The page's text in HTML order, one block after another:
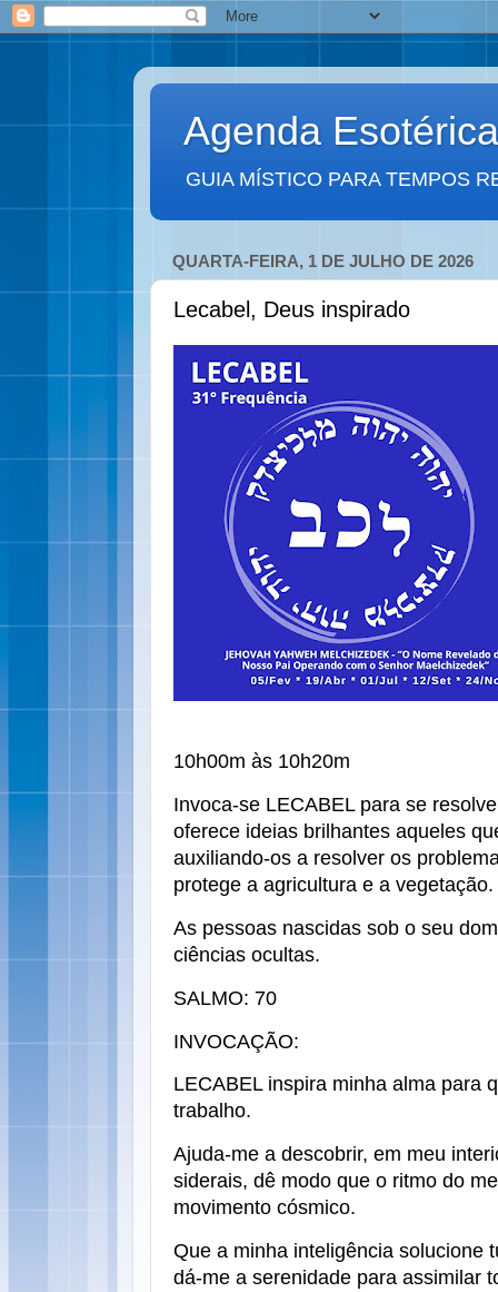
Agenda Esotérica
GUIA MÍSTICO PARA TEMPOS
QUARTA-FEIRA, 1 DE JULHO DE 2026
Lecabel, Deus inspirado
10h00m às 10h20m
Invoca-se LECABEL para se
oferece ideias brilhantes aqueles
auxiliando-os a resolver os
protege a agricultura e a vegetação.
As pessoas nascidas sob o seu
ciências ocultas.
SALMO: 70
INVOCAÇÃO:
LECABEL inspira minha alma para
trabalho.
Ajuda-me a descobrir, em meu
siderais, dê modo que o ritmo do
movimento cósmico.
Que a minha inteligência solucione
dá-me a serenidade para assimilar